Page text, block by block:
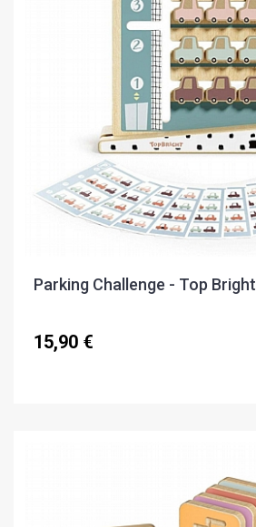
Parking Challenge - Top Bright
15,90 €